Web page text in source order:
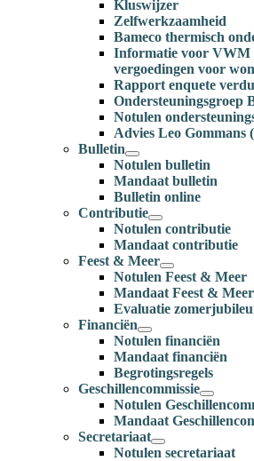
Kluswijzer
Zelfwerkzaamheid
Bameco thermisch
Informatie voor VWM
vergoedingen voor
Rapport enquete
Ondersteuningsgroep
Notulen
Advies Leo
Bulletin
Notulen bulletin
Mandaat bulletin
Bulletin online
Contributie
Notulen contributie
Mandaat contributie
Feest & Meer
Notulen Feest & Meer
Mandaat Feest & Meer
Evaluatie
Financiën
Notulen financiën
Mandaat financiën
Begrotingsregels
Geschillencommissie
Notulen
Mandaat
Secretariaat
Notulen secretariaat